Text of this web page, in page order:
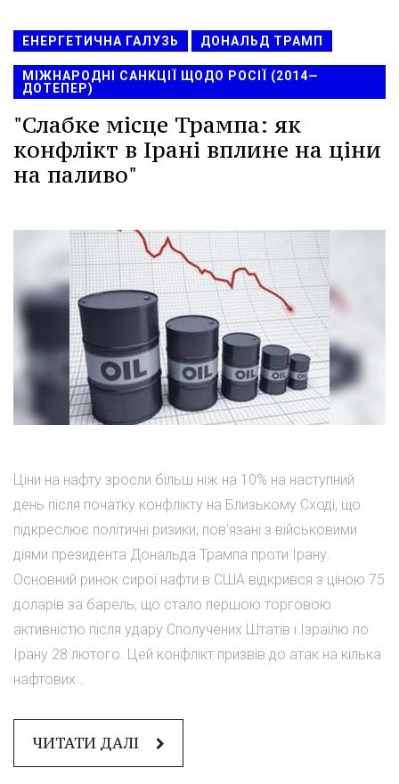
ЕНЕРГЕТИЧНА ГАЛУЗЬ ДОНАЛЬД ТРАМП
МІЖНАРОДНІ САНКЦІЇ ЩОДО РОСІЇ (2014—
ДОТЕПЕР)
"Слабке місце Трампа: як
конфлікт в Ірані вплине на ціни
на паливо"
Ціни на нафту зросли більш ніж на 10% на наступний
день після початку конфлікту на Близькому Сході, що
підкреслює політичні ризики, пов'язані з військовими
діями президента Дональда Трампа проти Ірану.
Основний ринок сирої нафти в США відкрився з ціною 75
доларів за барель, що стало першою торговою
активністю після удару Сполучених Штатів і Ізраїлю по
Ірану 28 лютого. Цей конфлікт призвів до атак на кілька
нафтових...
ЧИТАТИ ДАЛІ